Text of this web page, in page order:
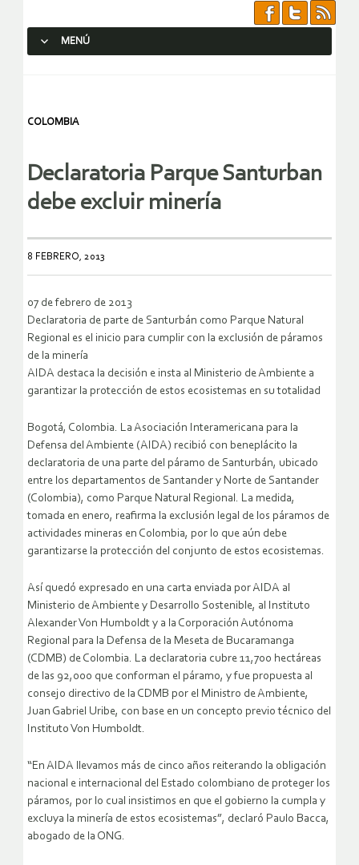
MENÚ
COLOMBIA
Declaratoria Parque Santurban
debe excluir minería
8 FEBRERO, 2013
07 de febrero de 2013
Declaratoria de parte de Santurbán como Parque Natural
Regional es el inicio para cumplir con la exclusión de páramos
de la minería
AIDA destaca la decisión e insta al Ministerio de Ambiente a
garantizar la protección de estos ecosistemas en su totalidad
Bogotá, Colombia. La Asociación Interamericana para la
Defensa del Ambiente (AIDA) recibió con beneplácito la
declaratoria de una parte del páramo de Santurbán, ubicado
entre los departamentos de Santander y Norte de Santander
(Colombia), como Parque Natural Regional. La medida,
tomada en enero, reafirma la exclusión legal de los páramos de
actividades mineras en Colombia, por lo que aún debe
garantizarse la protección del conjunto de estos ecosistemas.
Así quedó expresado en una carta enviada por AIDA al
Ministerio de Ambiente y Desarrollo Sostenible, al Instituto
Alexander Von Humboldt y a la Corporación Autónoma
Regional para la Defensa de la Meseta de Bucaramanga
(CDMB) de Colombia. La declaratoria cubre 11,700 hectáreas
de las 92,000 que conforman el páramo, y fue propuesta al
consejo directivo de la CDMB por el Ministro de Ambiente,
Juan Gabriel Uribe, con base en un concepto previo técnico del
Instituto Von Humboldt.
“En AIDA llevamos más de cinco años reiterando la obligación
nacional e internacional del Estado colombiano de proteger los
páramos, por lo cual insistimos en que el gobierno la cumpla y
excluya la minería de estos ecosistemas”, declaró Paulo Bacca,
abogado de la ONG.